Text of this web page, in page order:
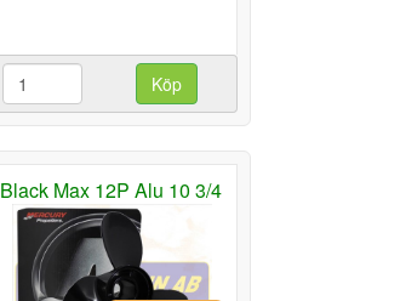
Köp
Black Max 12P Alu 10 3/4